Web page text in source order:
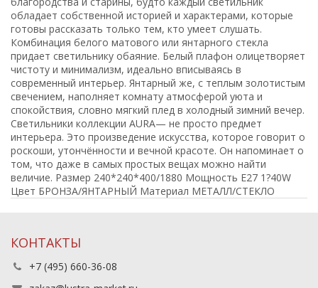
обладает собственной историей и характерами, которые
готовы рассказать только тем, кто умеет слушать.
Комбинация белого матового или янтарного стекла
придает светильнику обаяние. Белый плафон олицетворяет
чистоту и минимализм, идеально вписываясь в
современный интерьер. Янтарный же, с теплым золотистым
свечением, наполняет комнату атмосферой уюта и
спокойствия, словно мягкий плед в холодный зимний вечер.
Светильники коллекции AURA— не просто предмет
интерьера. Это произведение искусства, которое говорит о
роскоши, утончённости и вечной красоте. Он напоминает о
том, что даже в самых простых вещах можно найти
величие. Размер 240*240*400/1880 Мощность E27 1?40W
Цвет БРОНЗА/ЯНТАРНЫЙ Материал МЕТАЛЛ/СТЕКЛО
КОНТАКТЫ
+7 (495) 660-36-08